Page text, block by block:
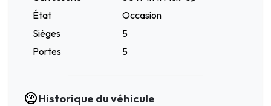
État
Occasion
Sièges
5
Portes
5
Historique du véhicule